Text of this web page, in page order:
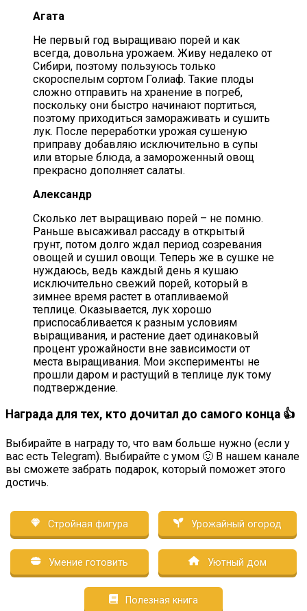
Агата
Не первый год выращиваю порей и как
всегда, довольна урожаем. Живу недалеко от
Сибири, поэтому пользуюсь только
скороспелым сортом Голиаф. Такие плоды
сложно отправить на хранение в погреб,
поскольку они быстро начинают портиться,
поэтому приходиться замораживать и сушить
лук. После переработки урожая сушеную
приправу добавляю исключительно в супы
или вторые блюда, а замороженный овощ
прекрасно дополняет салаты.
Александр
Сколько лет выращиваю порей – не помню.
Раньше высаживал рассаду в открытый
грунт, потом долго ждал период созревания
овощей и сушил овощи. Теперь же в сушке не
нуждаюсь, ведь каждый день я кушаю
исключительно свежий порей, который в
зимнее время растет в отапливаемой
теплице. Оказывается, лук хорошо
приспосабливается к разным условиям
выращивания, и растение дает одинаковый
процент урожайности вне зависимости от
места выращивания. Мои эксперименты не
прошли даром и растущий в теплице лук тому
подтверждение.
Награда для тех, кто дочитал до самого конца 👍
Выбирайте в награду то, что вам больше нужно (если у
вас есть Telegram). Выбирайте с умом 🙂 В нашем канале
вы сможете забрать подарок, который поможет этого
достичь.
Стройная фигура Урожайный огород
Умение готовить Уютный дом
Полезная книга